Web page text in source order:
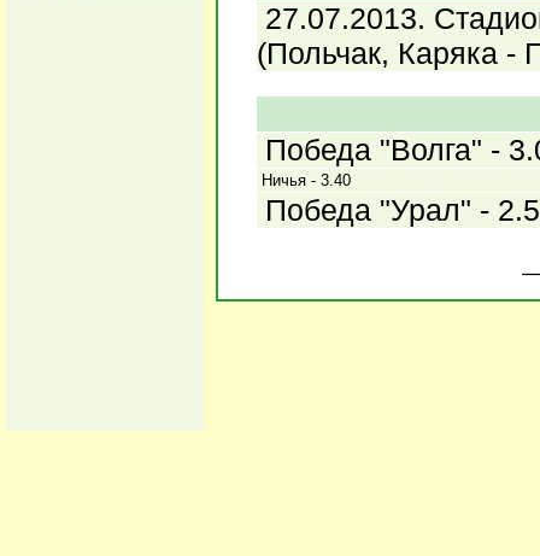
27.07.2013.
(Польчак, Каряка -
Победа "Волга" -
Ничья - 3.40
Победа "Урал" -